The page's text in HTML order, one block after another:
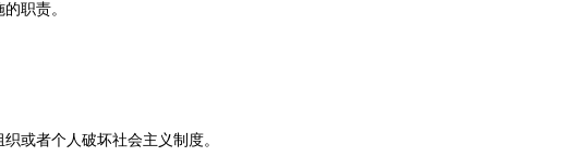
职责。
或者个人破坏社会主义制度。